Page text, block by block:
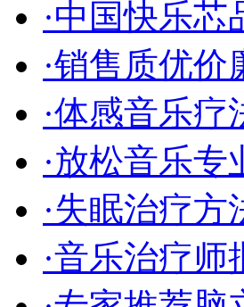
·中国快乐芯
·销售质优
·体感音乐疗
·放松音乐
·失眠治疗方
·音乐治疗师